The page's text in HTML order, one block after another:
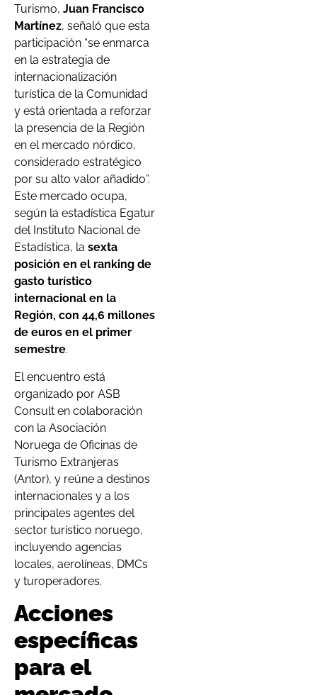
Turismo, Juan Francisco
Martínez, señaló que esta
participación “se enmarca
en la estrategia de
internacionalización
turística de la Comunidad
y está orientada a reforzar
la presencia de la Región
en el mercado nórdico,
considerado estratégico
por su alto valor añadido”.
Este mercado ocupa,
según la estadística Egatur
del Instituto Nacional de
Estadística, la sexta
posición en el ranking de
gasto turístico
internacional en la
Región, con 44,6 millones
de euros en el primer
semestre.
El encuentro está
organizado por ASB
Consult en colaboración
con la Asociación
Noruega de Oficinas de
Turismo Extranjeras
(Antor), y reúne a destinos
internacionales y a los
principales agentes del
sector turístico noruego,
incluyendo agencias
locales, aerolíneas, DMCs
y turoperadores.
Acciones
específicas
para el